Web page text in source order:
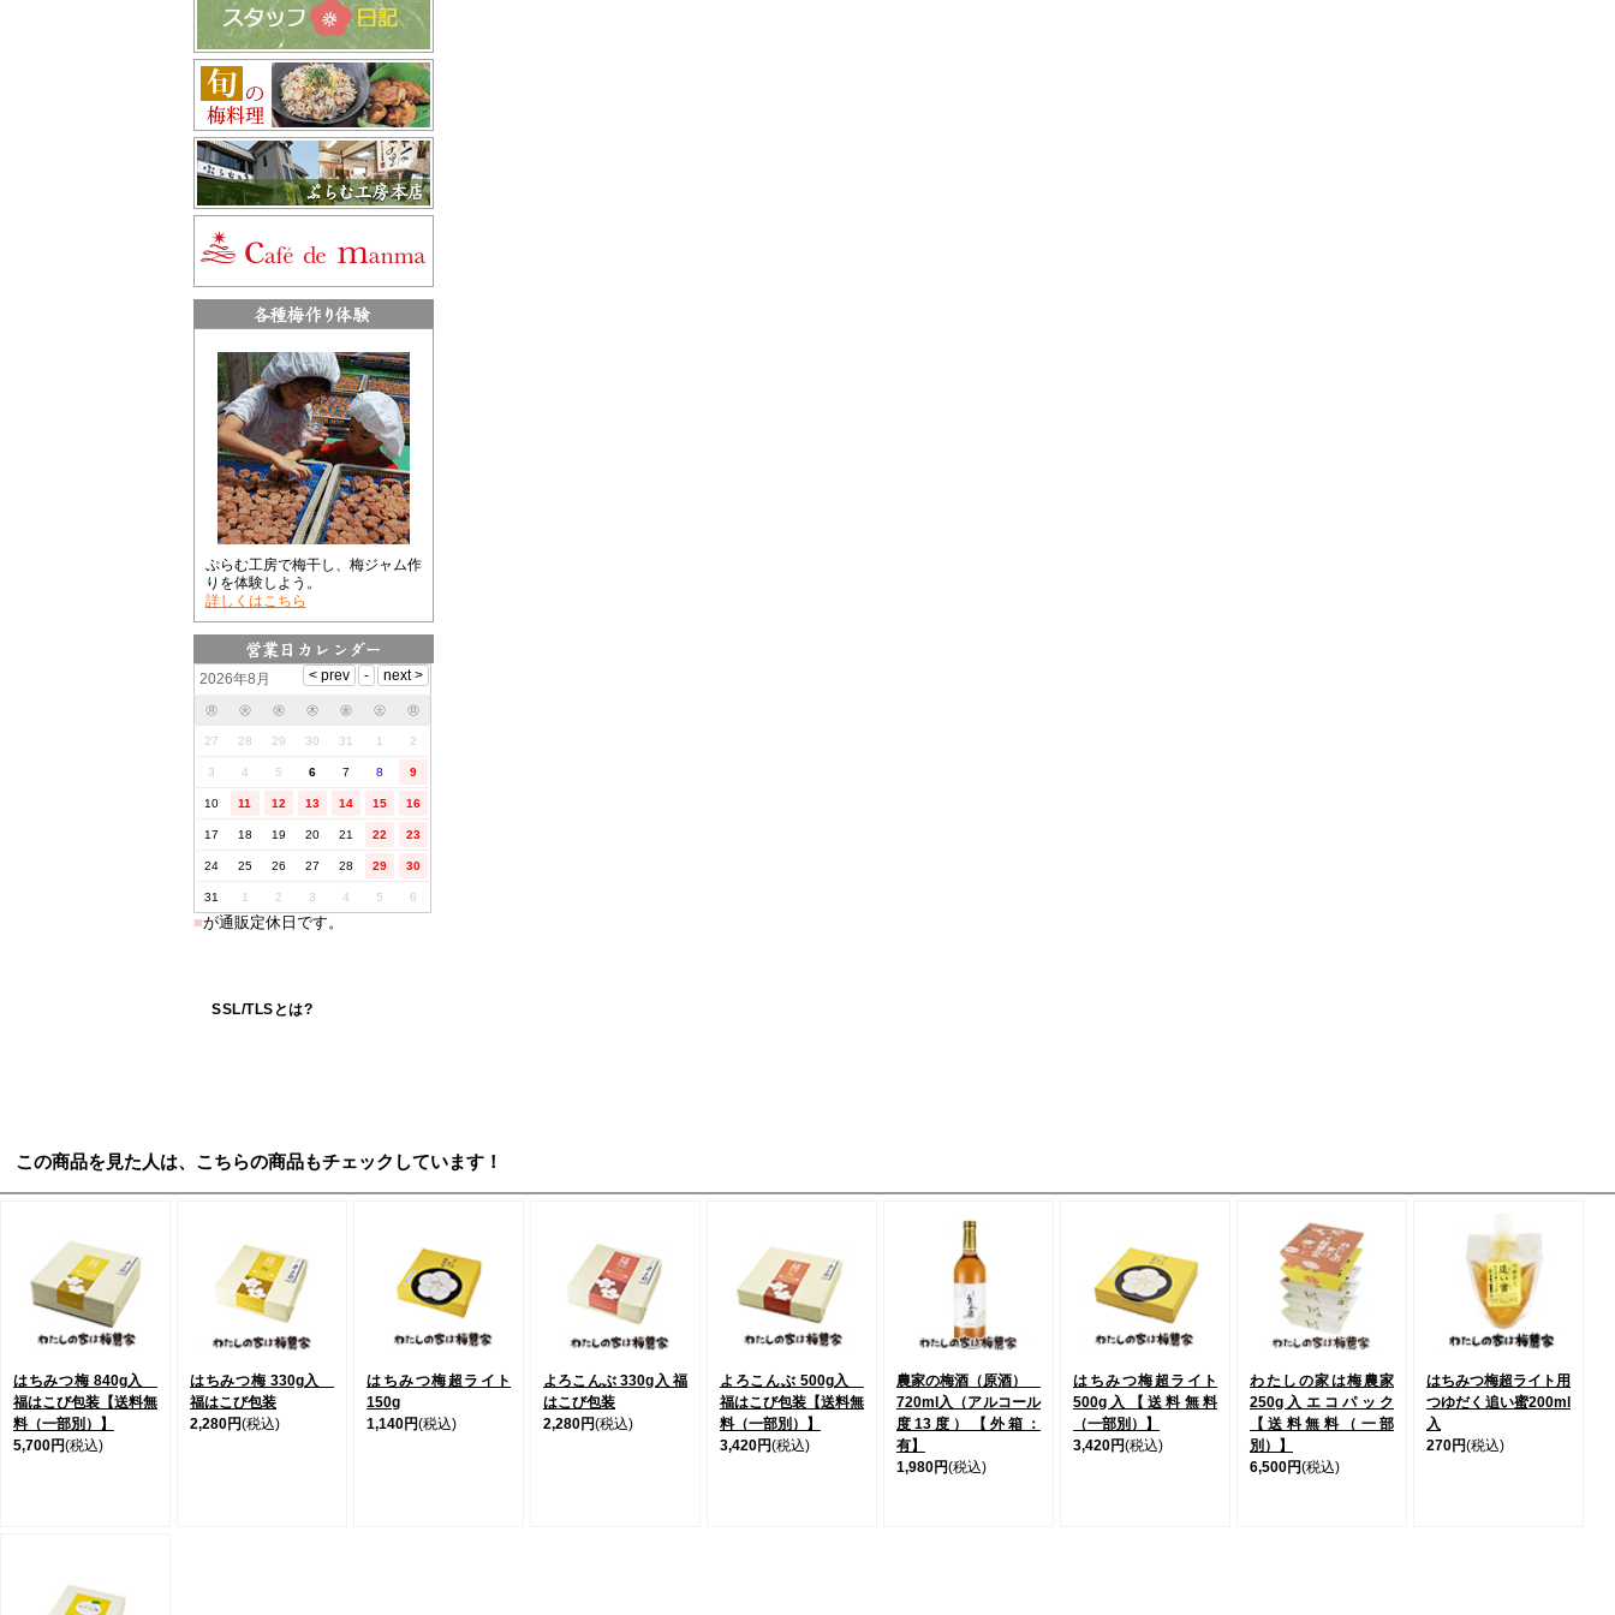
ぷらむ工房で梅干し、梅ジャム作
りを体験しよう。
詳しくはこちら
2026年8月
㊊ ㊋ ㊌ ㊍ ㊎ ㊏ ㊐
27 28 29 30 31 1 2
3 4 5 6 7 8 9
10 11 12 13 14 15 16
17 18 19 20 21 22 23
24 25 26 27 28 29 30
31 1 2 3 4 5 6
■が通販定休日です。
SSL/TLSとは?
この商品を見た人は、こちらの商品もチェックしています！
はちみつ梅 840g入
福はこび包装【送料無
料（一部別）】
5,700円(税込)
はちみつ梅 330g入
福はこび包装
2,280円(税込)
はちみつ梅超ライト
150g
1,140円(税込)
よろこんぶ 330g入 福
はこび包装
2,280円(税込)
よろこんぶ 500g入
福はこび包装【送料無
料（一部別）】
3,420円(税込)
農家の梅酒（原酒）
720ml入（アルコール
度13度）【外箱：
有】
1,980円(税込)
はちみつ梅超ライト
500g入【送料無料
（一部別）】
3,420円(税込)
わたしの家は梅農家
250g入エコパック
【送料無料（一部
別）】
6,500円(税込)
はちみつ梅超ライト用
つゆだく追い蜜200ml
入
270円(税込)